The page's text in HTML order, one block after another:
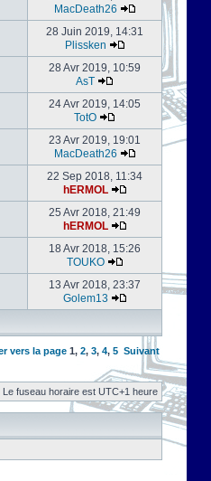
MacDeath26
28 Juin 2019, 14:31
Plissken
28 Avr 2019, 10:59
AsT
24 Avr 2019, 14:05
TotO
23 Avr 2019, 19:01
MacDeath26
22 Sep 2018, 11:34
hERMOL
25 Avr 2018, 21:49
hERMOL
18 Avr 2018, 15:26
TOUKO
13 Avr 2018, 23:37
Golem13
vers la page 1, 2, 3, 4, 5 Suivant
Le fuseau horaire est UTC+1 heure